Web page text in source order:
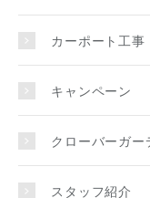
カーポート工事
キャンペーン
クローバーガー
スタッフ紹介